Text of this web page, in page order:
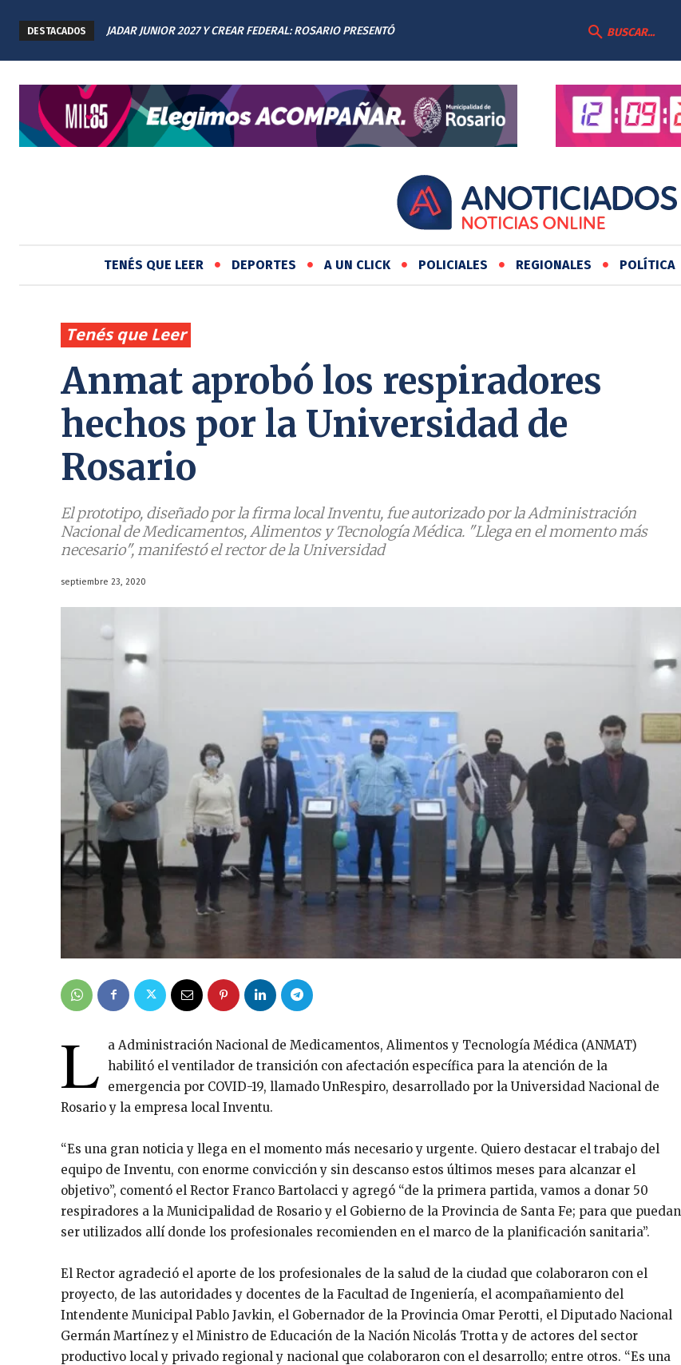
DESTACADOS
JADAR JUNIOR 2027 Y CREAR FEDERAL: ROSARIO PRESENTÓ
BUSCAR...
TENÉS QUE LEER DEPORTES A UN CLICK POLICIALES REGIONALES POLÍTICA
Tenés que Leer
Anmat aprobó los respiradores
hechos por la Universidad de
Rosario
El prototipo, diseñado por la firma local Inventu, fue autorizado por la Administración
Nacional de Medicamentos, Alimentos y Tecnología Médica. "Llega en el momento más
necesario", manifestó el rector de la Universidad
septiembre 23, 2020
L
a Administración Nacional de Medicamentos, Alimentos y Tecnología Médica (ANMAT)
habilitó el ventilador de transición con afectación específica para la atención de la
emergencia por COVID-19, llamado UnRespiro, desarrollado por la Universidad Nacional de
Rosario y la empresa local Inventu.
“Es una gran noticia y llega en el momento más necesario y urgente. Quiero destacar el trabajo del
equipo de Inventu, con enorme convicción y sin descanso estos últimos meses para alcanzar el
objetivo”, comentó el Rector Franco Bartolacci y agregó “de la primera partida, vamos a donar 50
respiradores a la Municipalidad de Rosario y el Gobierno de la Provincia de Santa Fe; para que puedan
ser utilizados allí donde los profesionales recomienden en el marco de la planificación sanitaria”.
El Rector agradeció el aporte de los profesionales de la salud de la ciudad que colaboraron con el
proyecto, de las autoridades y docentes de la Facultad de Ingeniería, el acompañamiento del
Intendente Municipal Pablo Javkin, el Gobernador de la Provincia Omar Perotti, el Diputado Nacional
Germán Martínez y el Ministro de Educación de la Nación Nicolás Trotta y de actores del sector
productivo local y privado regional y nacional que colaboraron con el desarrollo; entre otros. “Es una